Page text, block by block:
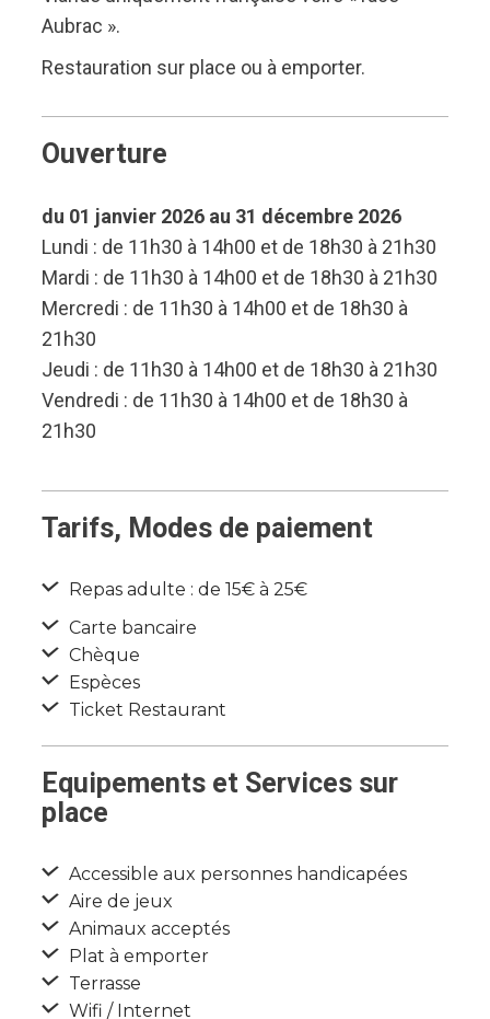
Aubrac ».
Restauration sur place ou à emporter.
Ouverture
du 01 janvier 2026 au 31 décembre 2026
Lundi : de 11h30 à 14h00 et de 18h30 à 21h30
Mardi : de 11h30 à 14h00 et de 18h30 à 21h30
Mercredi : de 11h30 à 14h00 et de 18h30 à
21h30
Jeudi : de 11h30 à 14h00 et de 18h30 à 21h30
Vendredi : de 11h30 à 14h00 et de 18h30 à
21h30
Tarifs, Modes de paiement
Repas adulte : de 15€ à 25€
Carte bancaire
Chèque
Espèces
Ticket Restaurant
Equipements et Services sur
place
Accessible aux personnes handicapées
Aire de jeux
Animaux acceptés
Plat à emporter
Terrasse
Wifi / Internet